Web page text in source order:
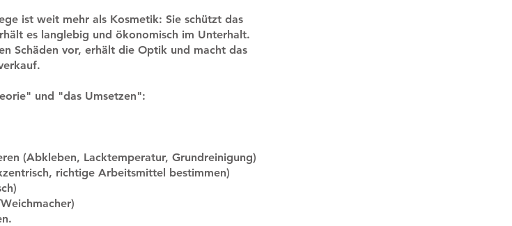
ist weit mehr als Kosmetik: Sie schützt das
es langlebig und ökonomisch im Unterhalt.
Schäden vor, erhält die Optik und macht das
und "das Umsetzen":
(Abkleben, Lacktemperatur, Grundreinigung)
richtige Arbeitsmittel bestimmen)